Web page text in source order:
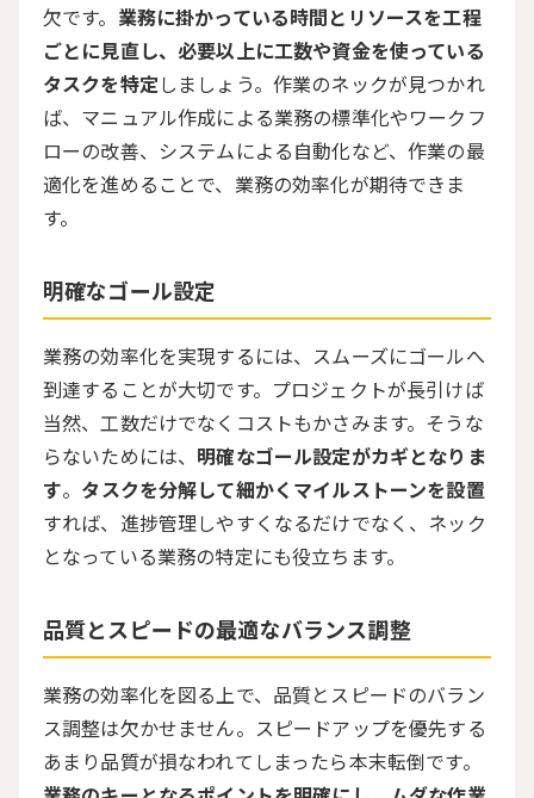
欠です。 業務に掛かっている時間とリソースを工程
ごとに見直し、必要以上に工数や資金を使っている
タスクを特定しましょう。作業のネックが見つかれ
ば、マニュアル作成による業務の標準化やワークフ
ローの改善、システムによる自動化など、作業の最
適化を進めることで、業務の効率化が期待できま
す。
明確なゴール設定
業務の効率化を実現するには、スムーズにゴールへ
到達することが大切です。プロジェクトが長引けば
当然、工数だけでなくコストもかさみます。そうな
らないためには、 明確なゴール設定がカギとなりま
す。 タスクを分解して細かくマイルストーンを設置
すれば、進捗管理しやすくなるだけでなく、ネック
となっている業務の特定にも役立ちます。
品質とスピードの最適なバランス調整
業務の効率化を図る上で、品質とスピードのバラン
ス調整は欠かせません。スピードアップを優先する
あまり品質が損なわれてしまったら本末転倒です。